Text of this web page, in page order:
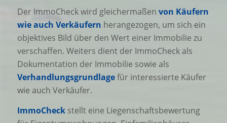
Der ImmoCheck wird gleichermaßen von Käufern
wie auch Verkäufern herangezogen, um sich ein
objektives Bild über den Wert einer Immobilie zu
verschaffen. Weiters dient der ImmoCheck als
Dokumentation der Immobilie sowie als
Verhandlungsgrundlagefür interessierte Käufer
wie auch Verkäufer.
ImmoCheckstellt eine Liegenschaftsbewertung